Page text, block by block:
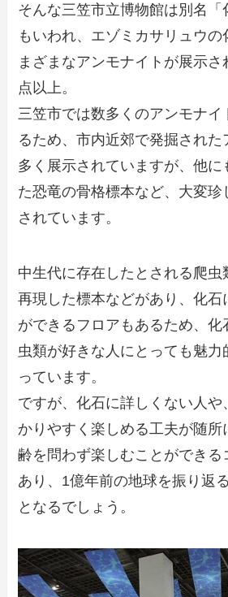
そんな三笠市立博物館は別名「
もいわれ、エゾミカサリュウの
まざまなアンモナイトが展示
点以上。
三笠市では数多くのアンモナイ
るため、市内近郊で発掘された
多く展示されていますが、他に
た恐竜の骨格標本など、大変珍
されています。
中生代に存在したとされる爬虫
再現した標本などがあり、化石
ができるフロアもあるため、化
虫類が好きな人にとっても魅力
っています。
ですが、化石に詳しくない人や
かりやすく楽しめる工夫が随所
齢を問わず楽しむことができる
あり、1億年前の地球を振り返
となるでしょう。